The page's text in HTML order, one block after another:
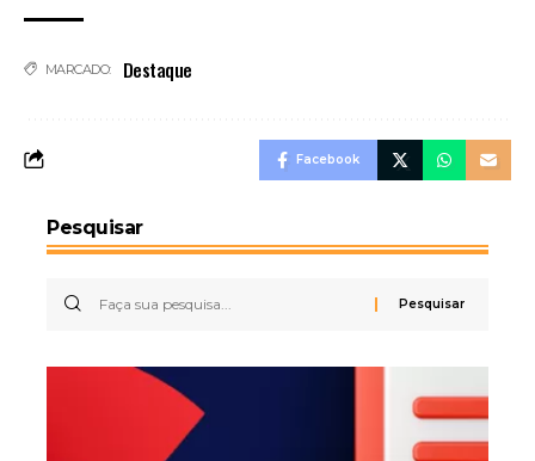
MARCADO: Destaque
Facebook
Pesquisar